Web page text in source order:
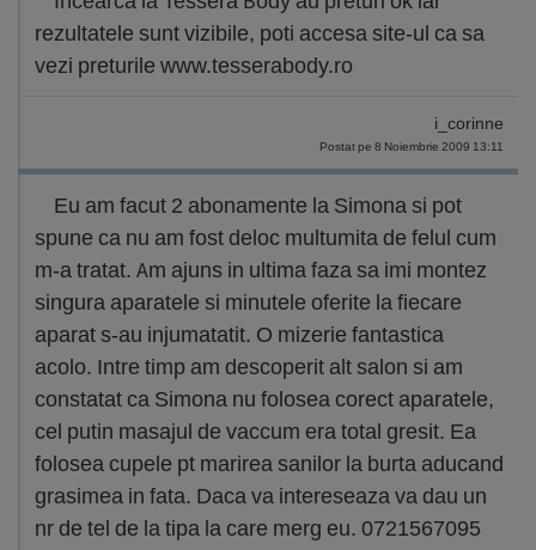
rezultatele sunt vizibile, poti accesa site-ul ca sa
vezi preturile www.tesserabody.ro
i_corinne
Postat pe 8 Noiembrie 2009 13:11
Eu am facut 2 abonamente la Simona si pot
spune ca nu am fost deloc multumita de felul cum
m-a tratat. Am ajuns in ultima faza sa imi montez
singura aparatele si minutele oferite la fiecare
aparat s-au injumatatit. O mizerie fantastica
acolo. Intre timp am descoperit alt salon si am
constatat ca Simona nu folosea corect aparatele,
cel putin masajul de vaccum era total gresit. Ea
folosea cupele pt marirea sanilor la burta aducand
grasimea in fata. Daca va intereseaza va dau un
nr de tel de la tipa la care merg eu. 0721567095